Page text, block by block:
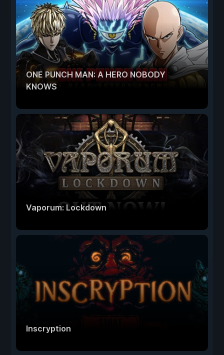
ONE PUNCH MAN: A HERO NOBODY
KNOWS
Vaporum: Lockdown
Inscryption